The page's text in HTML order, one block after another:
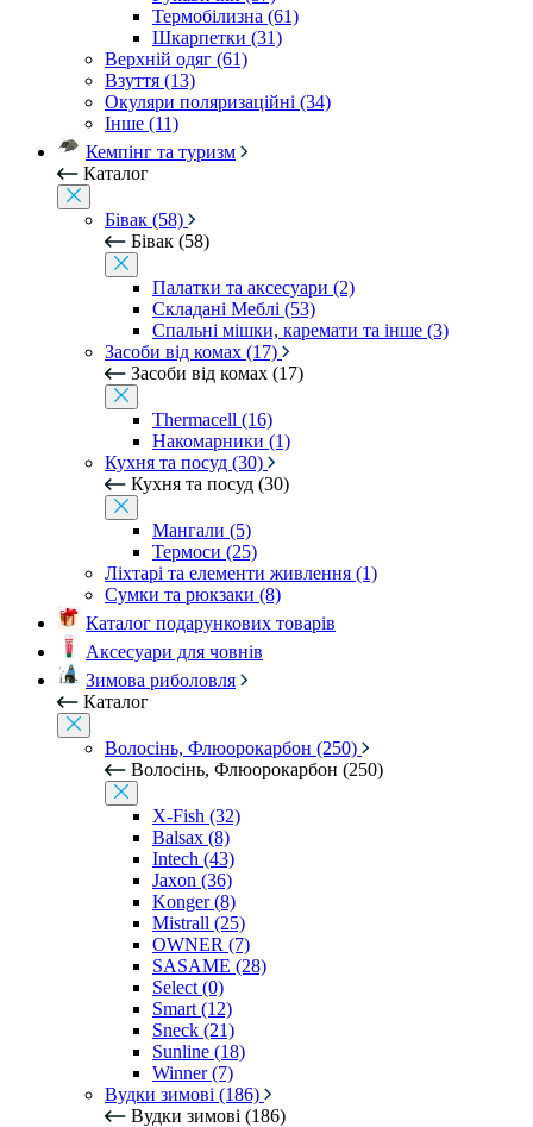
Термобілизна (61)
Шкарпетки (31)
Верхній одяг (61)
Взуття (13)
Окуляри поляризаційні (34)
Інше (11)
Кемпінг та туризм
Каталог
Бівак (58)
Бівак (58)
Палатки та аксесуари (2)
Складані Меблі (53)
Спальні мішки, каремати та інше (3)
Засоби від комах (17)
Засоби від комах (17)
Thermacell (16)
Накомарники (1)
Кухня та посуд (30)
Кухня та посуд (30)
Мангали (5)
Термоси (25)
Ліхтарі та елементи живлення (1)
Сумки та рюкзаки (8)
Каталог подарункових товарів
Аксесуари для човнів
Зимова риболовля
Каталог
Волосінь, Флюорокарбон (250)
Волосінь, Флюорокарбон (250)
X-Fish (32)
Balsax (8)
Intech (43)
Jaxon (36)
Konger (8)
Mistrall (25)
OWNER (7)
SASAME (28)
Select (0)
Smart (12)
Sneck (21)
Sunline (18)
Winner (7)
Вудки зимові (186)
Вудки зимові (186)